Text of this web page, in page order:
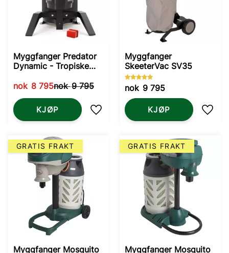
Myggfanger Predator
Dynamic - Tropiske
nok 8 795nok9 795
Lagre som favoritt
KJØP
Myggfanger
SkeeterVac SV35
nok 9 795
KJØP
Myggfanger Mosquito
GRATIS FRAKT
Myggfanger Mosquito
GRATIS FRAKT